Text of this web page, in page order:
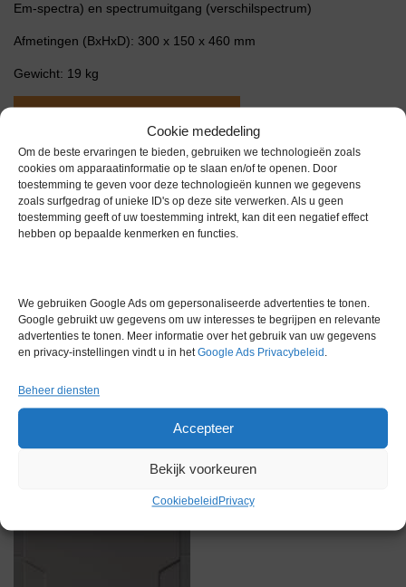
Cookie mededeling
Om de beste ervaringen te bieden, gebruiken we technologieën zoals
cookies om apparaatinformatie op te slaan en/of te openen. Door
toestemming te geven voor deze technologieën kunnen we gegevens
zoals surfgedrag of unieke ID's op deze site verwerken. Als u geen
toestemming geeft of uw toestemming intrekt, kan dit een negatief effect
hebben op bepaalde kenmerken en functies.
We gebruiken Google Ads om gepersonaliseerde advertenties te tonen.
Google gebruikt uw gegevens om uw interesses te begrijpen en relevante
advertenties te tonen. Meer informatie over het gebruik van uw gegevens
en privacy-instellingen vindt u in hetGoogle Ads Privacybeleid .
Beheer diensten
Accepteer
Bekijk voorkeuren
Cookiebeleid Privacy
Em-spectra) en spectrumuitgang (verschilspectrum)
Afmetingen (BxHxD): 300 x 150 x 460 mm
Gewicht: 19 kg
Gewicht 19,0 kg
Garantie 6 maanden
Gerelateerde producten
Via bemiddeling